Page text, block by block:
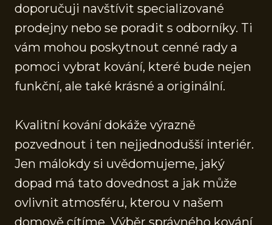
doporučuji navštívit specializované
prodejny nebo se poradit s odborníky. Ti
vám mohou poskytnout cenné rady a
pomoci vybrat kování, které bude nejen
funkční, ale také krásné a originální.
Kvalitní kování dokáže výrazně
pozvednout i ten nejjednodušší interiér.
Jen málokdy si uvědomujeme, jaký
dopad má tato dovednost a jak může
ovlivnit atmosféru, kterou v našem
domově cítíme. Výběr správného kování